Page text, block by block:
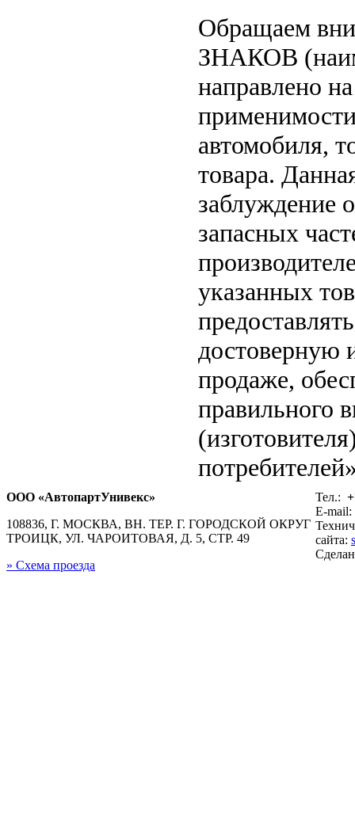
Обращаем
ЗНАКОВ
направлено
автомобиля,
товара.
заблуждение
запасных
указанных
достоверную
продаже,
правильного
ООО «АвтопартУнивекс»
108836, Г. МОСКВА, ВН. ТЕР. Г. ГОРОДСКОЙ ОКРУГ
ТРОИЦК, УЛ. ЧАРОИТОВАЯ, Д. 5, СТР. 49
» Схема проезда
Тел.:
E-mail:
сайта: